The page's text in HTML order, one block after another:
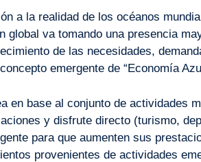
a la realidad de los océanos
global va tomando una presencia
de las necesidades,
emergente de “Economía
en base al conjunto de actividades
y disfrute directo (turismo,
para que aumenten sus
provenientes de actividades